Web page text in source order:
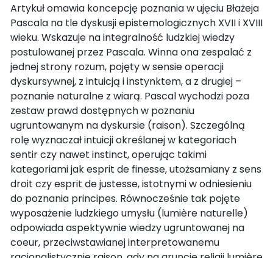
Artykuł omawia koncepcję poznania w ujęciu Błażeja
Pascala na tle dyskusji epistemologicznych XVII i XVIII
wieku. Wskazuje na integralność ludzkiej wiedzy
postulowanej przez Pascala. Winna ona zespalać z
jednej strony rozum, pojęty w sensie operacji
dyskursywnej, z intuicją i instynktem, a z drugiej –
poznanie naturalne z wiarą. Pascal wychodzi poza
zestaw prawd dostępnych w poznaniu
ugruntowanym na dyskursie (raison). Szczególną
rolę wyznaczał intuicji określanej w kategoriach
sentir czy nawet instinct, operując takimi
kategoriami jak esprit de finesse, utożsamiany z sens
droit czy esprit de justesse, istotnymi w odniesieniu
do poznania principes. Równocześnie tak pojęte
wyposażenie ludzkiego umysłu (lumière naturelle)
odpowiada aspektywnie wiedzy ugruntowanej na
coeur, przeciwstawianej interpretowanemu